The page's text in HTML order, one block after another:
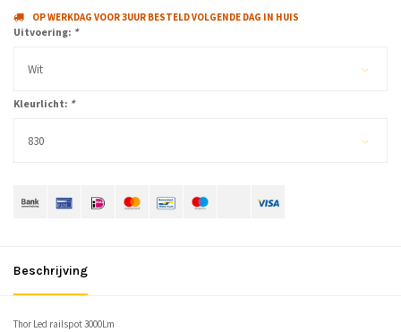
OP WERKDAG VOOR 3UUR BESTELD VOLGENDE DAG IN HUIS
Uitvoering: *
Wit
Kleurlicht: *
830
Beschrijving
Thor Led railspot 3000Lm